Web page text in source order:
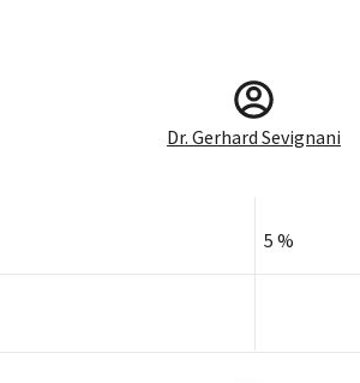
Dr. Gerhard Sevignani
5 %